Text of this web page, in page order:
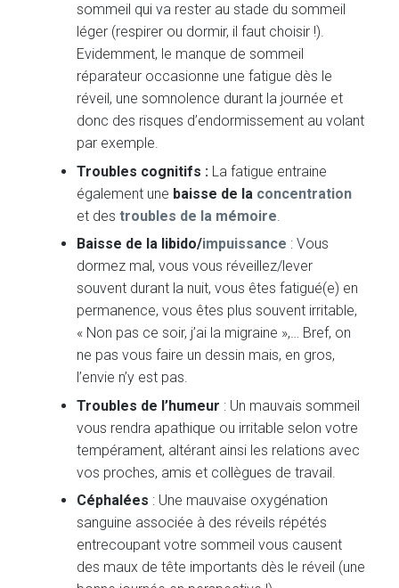
sommeil qui va rester au stade du sommeil
léger (respirer ou dormir, il faut choisir !).
Evidemment, le manque de sommeil
réparateur occasionne une fatigue dès le
réveil, une somnolence durant la journée et
donc des risques d’endormissement au volant
par exemple.
Troubles cognitifs : La fatigue entraine
également une baisse de la concentration
et destroubles de la mémoire.
Baisse de la libido/impuissance : Vous
dormez mal, vous vous réveillez/lever
souvent durant la nuit, vous êtes fatigué(e) en
permanence, vous êtes plus souvent irritable,
« Non pas ce soir, j’ai la migraine »,… Bref, on
ne pas vous faire un dessin mais, en gros,
l’envie n’y est pas.
Troubles de l’humeur : Un mauvais sommeil
vous rendra apathique ou irritable selon votre
tempérament, altérant ainsi les relations avec
vos proches, amis et collègues de travail.
Céphalées : Une mauvaise oxygénation
sanguine associée à des réveils répétés
entrecoupant votre sommeil vous causent
des maux de tête importants dès le réveil (une